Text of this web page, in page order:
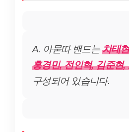
A. 아묻따 밴드는차태
홍경민, 전인혁, 김준현,
구성되어 있습니다.